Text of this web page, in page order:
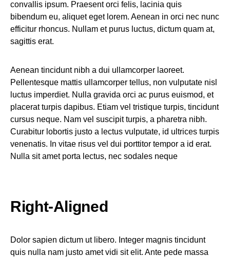
convallis ipsum. Praesent orci felis, lacinia quis
bibendum eu, aliquet eget lorem. Aenean in orci nec nunc
efficitur rhoncus. Nullam et purus luctus, dictum quam at,
sagittis erat.
Aenean tincidunt nibh a dui ullamcorper laoreet.
Pellentesque mattis ullamcorper tellus, non vulputate nisl
luctus imperdiet. Nulla gravida orci ac purus euismod, et
placerat turpis dapibus. Etiam vel tristique turpis, tincidunt
cursus neque. Nam vel suscipit turpis, a pharetra nibh.
Curabitur lobortis justo a lectus vulputate, id ultrices turpis
venenatis. In vitae risus vel dui porttitor tempor a id erat.
Nulla sit amet porta lectus, nec sodales neque
Right-Aligned
Dolor sapien dictum ut libero. Integer magnis tincidunt
quis nulla nam justo amet vidi sit elit. Ante pede massa